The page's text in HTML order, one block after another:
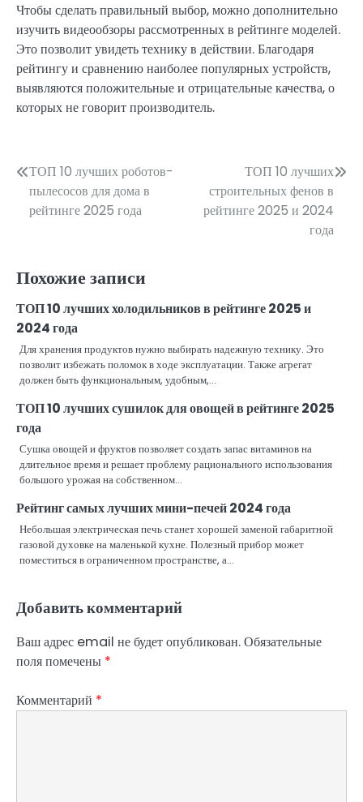
Чтобы сделать правильный выбор, можно дополнительно
изучить видеообзоры рассмотренных в рейтинге моделей.
Это позволит увидеть технику в действии. Благодаря
рейтингу и сравнению наиболее популярных устройств,
выявляются положительные и отрицательные качества, о
которых не говорит производитель.
Навигация
по
ТОП 10 лучших роботов-
пылесосов для дома в
рейтинге 2025 года
ТОП 10 лучших
строительных фенов в
рейтинге 2025 и 2024
года
Похожие записи
ТОП 10 лучших холодильников в рейтинге 2025 и
2024 года
Для хранения продуктов нужно выбирать надежную технику. Это
позволит избежать поломок в ходе эксплуатации. Также агрегат
должен быть функциональным, удобным,…
ТОП 10 лучших сушилок для овощей в рейтинге 2025
года
Сушка овощей и фруктов позволяет создать запас витаминов на
длительное время и решает проблему рационального использования
большого урожая на собственном…
Рейтинг самых лучших мини-печей 2024 года
Небольшая электрическая печь станет хорошей заменой габаритной
газовой духовке на маленькой кухне. Полезный прибор может
поместиться в ограниченном пространстве, а…
Добавить комментарий
Ваш адрес email не будет опубликован.Обязательные
поля помечены *
Комментарий *